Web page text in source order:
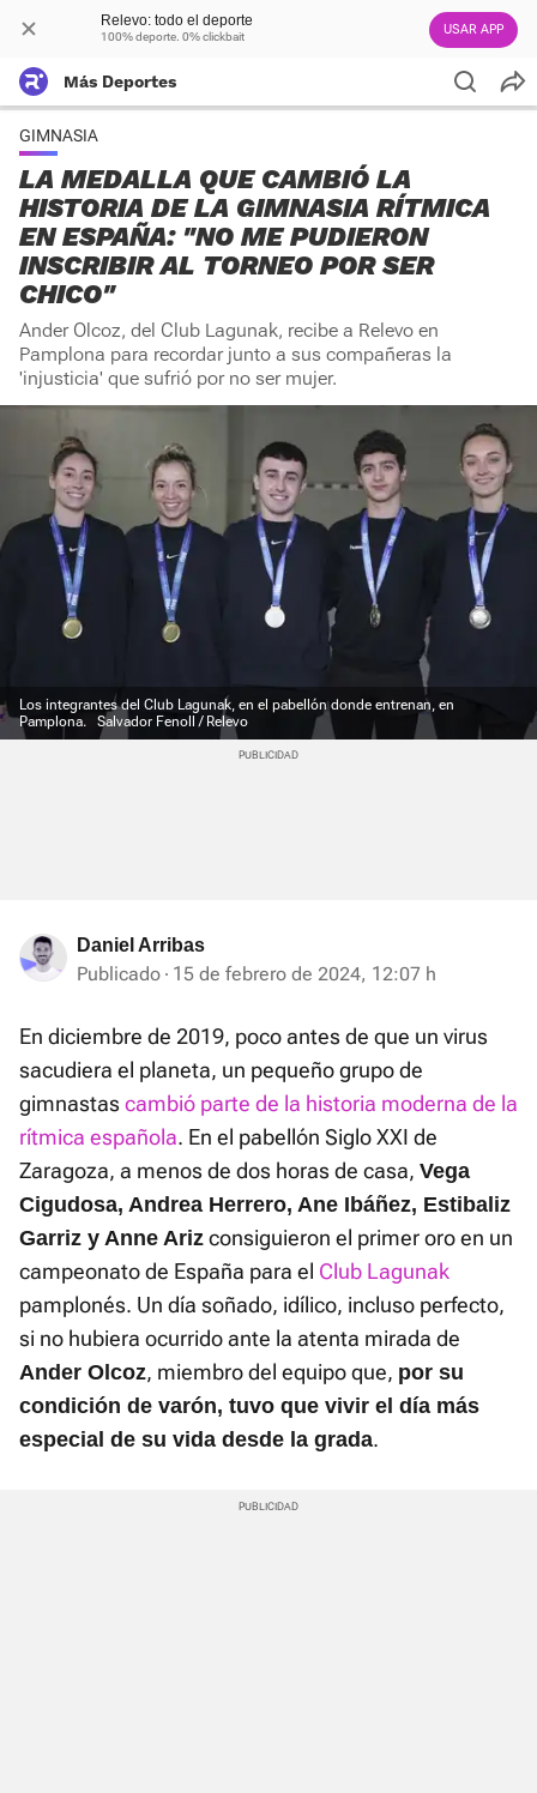
Relevo: todo el deporte
100% deporte. 0% clickbait USAR APP
Más Deportes
GIMNASIA
LA MEDALLA QUE CAMBIÓ LA
HISTORIA DE LA GIMNASIA RÍTMICA
EN ESPAÑA: "NO ME PUDIERON
INSCRIBIR AL TORNEO POR SER
CHICO"
Ander Olcoz, del Club Lagunak, recibe a Relevo en
Pamplona para recordar junto a sus compañeras la
'injusticia' que sufrió por no ser mujer.
Los integrantes del Club Lagunak, en el pabellón donde entrenan, en
Pamplona.
Salvador Fenoll / Relevo
Daniel Arribas
Publicado 15 de febrero de 2024, 12:07 h
En diciembre de 2019, poco antes de que un virus
sacudiera el planeta, un pequeño grupo de
gimnastascambió parte de la historia moderna de la
rítmica española. En el pabellón Siglo XXI de
Zaragoza, a menos de dos horas de casa, Vega
Cigudosa, Andrea Herrero, Ane Ibáñez, Estibaliz
Garriz y Anne Ariz consiguieron el primer oro en un
campeonato de España para el Club Lagunak
pamplonés. Un día soñado, idílico, incluso perfecto,
si no hubiera ocurrido ante la atenta mirada de
Ander Olcoz, miembro del equipo que, por su
condición de varón, tuvo que vivir el día más
especial de su vida desde la grada.